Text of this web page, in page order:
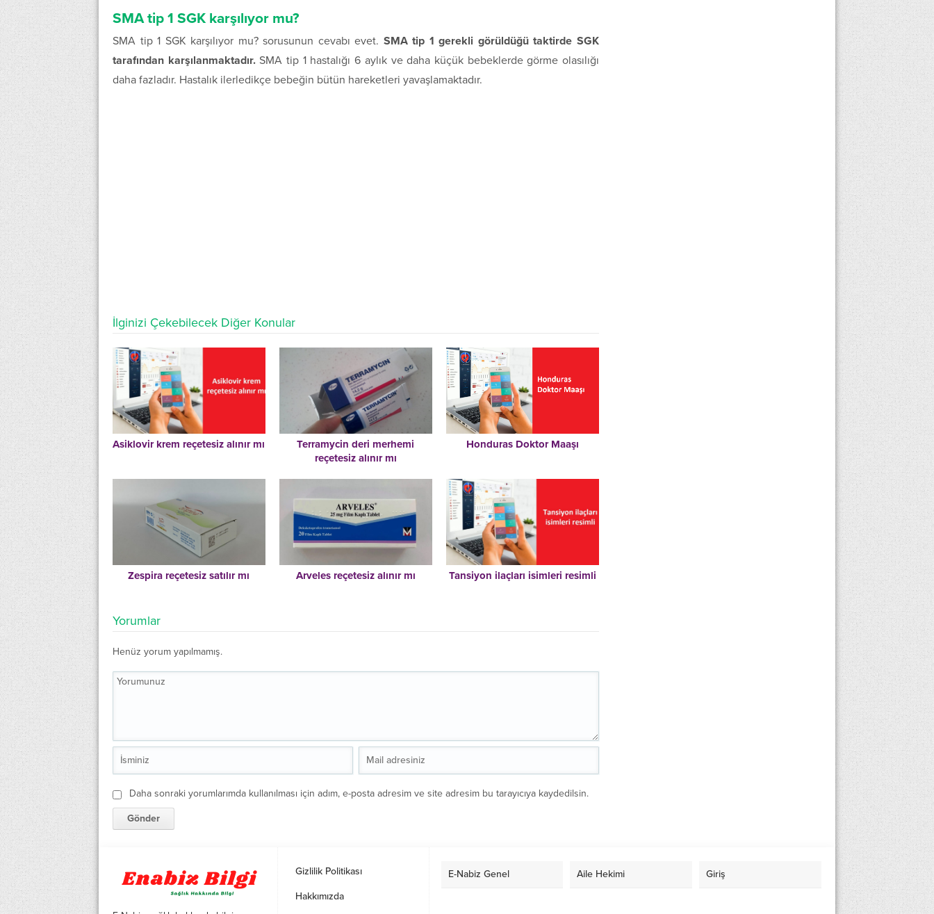
SMA tip 1 SGK karşılıyor mu?
SMA tip 1 SGK karşılıyor mu? sorusunun cevabı evet. SMA tip 1 gerekli görüldüğü taktirde SGK
tarafından karşılanmaktadır.SMA tip 1 hastalığı 6 aylık ve daha küçük bebeklerde görme olasılığı
daha fazladır. Hastalık ilerledikçe bebeğin bütün hareketleri yavaşlamaktadır.
İlginizi Çekebilecek Diğer Konular
Asiklovir krem reçetesiz alınır mı
Terramycin deri merhemi
reçetesiz alınır mı
Honduras Doktor Maaşı
Zespira reçetesiz satılır mı Arveles reçetesiz alınır mı Tansiyon ilaçları isimleri resimli
Yorumlar
Henüz yorum yapılmamış.
Daha sonraki yorumlarımda kullanılması için adım, e-posta adresim ve site adresim bu tarayıcıya kaydedilsin.
Gizlilik Politikası
Hakkımızda
E-Nabiz Genel Aile Hekimi Giriş